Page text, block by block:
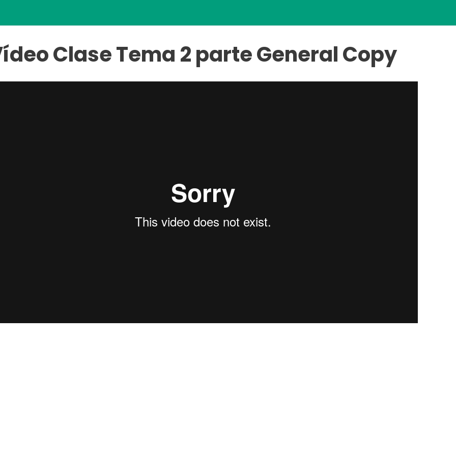
Clase Tema 2 parte General Copy